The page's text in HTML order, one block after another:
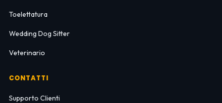
Toelettatura
Wedding Dog Sitter
Veterinario
CONTATTI
Supporto Clienti